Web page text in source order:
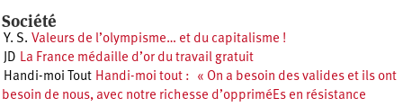
Société
Y. S. Valeurs de l’olympisme… et du capitalisme !
JD La France médaille d’or du travail gratuit
Handi-moi Tout Handi-moi tout : « On a besoin des valides et ils ont
besoin de nous, avec notre richesse d’oppriméEs en résistance